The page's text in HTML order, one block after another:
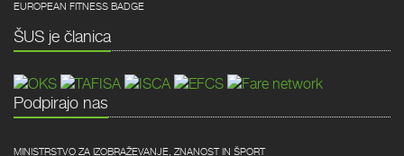
EUROPEAN FITNESS BADGE
ŠUS je članica
Podpirajo nas
MINISTRSTVO ZA IZOBRAŽEVANJE, ZNANOST IN ŠPORT